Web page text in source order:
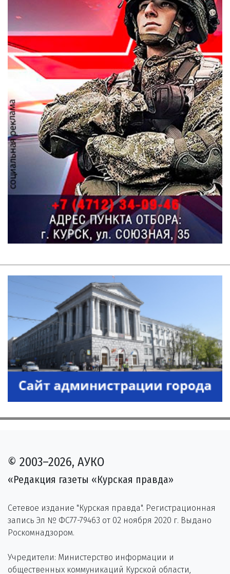
© 2003–2026, АУКО
«Редакция газеты «Курская правда»
Сетевое издание "Курская правда". Регистрационная
запись Эл № ФС77-79463 от 02 ноября 2020 г. Выдано
Роскомнадзором.
Учредители: Министерство информации и
общественных коммуникаций Курской области,